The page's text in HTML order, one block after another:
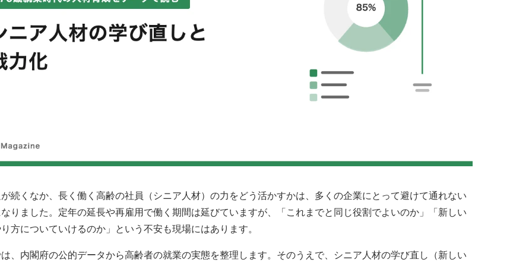
続くなか、長く働く高齢の社員（シニア人材）の力をどう活かすかは、多くの企業にとって避けて通れない
りました。定年の延長や再雇用で働く期間は延びていますが、「これまでと同じ役割でよいのか」「新しい
方についていけるのか」という不安も現場にはあります。
、内閣府の公的データから高齢者の就業の実態を整理します。そのうえで、シニア人材の学び直し（新しい